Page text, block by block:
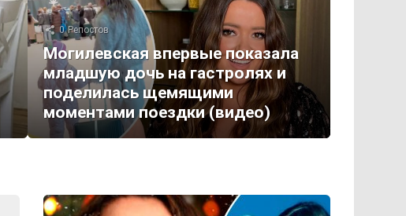
0 Репостов
Могилевская впервые показала
младшую дочь на гастролях и
поделилась щемящими
моментами поездки (видео)